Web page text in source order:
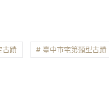
古蹟 # 臺中市宅第類型古蹟